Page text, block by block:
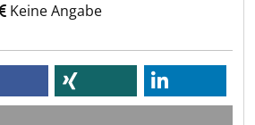
Keine Angabe